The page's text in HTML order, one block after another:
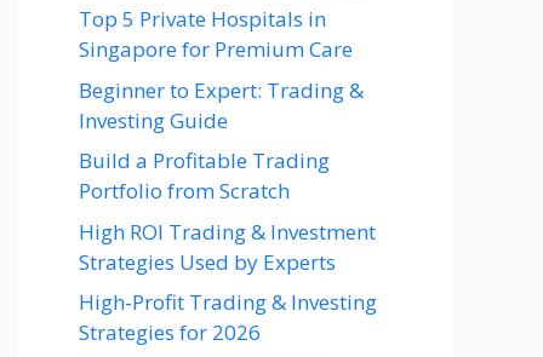
Top 5 Private Hospitals in
Singapore for Premium Care
Beginner to Expert: Trading &
Investing Guide
Build a Profitable Trading
Portfolio from Scratch
High ROI Trading & Investment
Strategies Used by Experts
High-Profit Trading & Investing
Strategies for 2026